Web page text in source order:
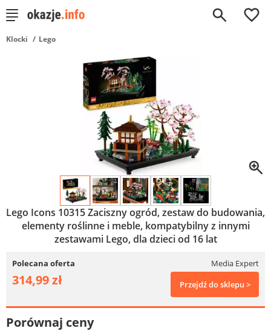
0
Klocki Lego
Lego Icons 10315 Zaciszny ogród, zestaw do budowania,
elementy roślinne i meble, kompatybilny z innymi
zestawami Lego, dla dzieci od 16 lat
Polecana oferta Media Expert
314,99 zł Przejdź do sklepu >
Porównaj ceny